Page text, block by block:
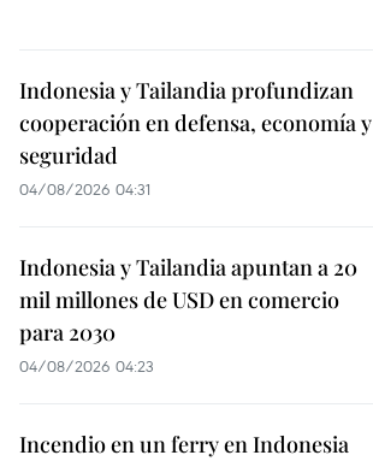
Indonesia y Tailandia profundizan
cooperación en defensa, economía y
seguridad
04/08/2026 04:31
Indonesia y Tailandia apuntan a 20
mil millones de USD en comercio
para 2030
04/08/2026 04:23
Incendio en un ferry en Indonesia